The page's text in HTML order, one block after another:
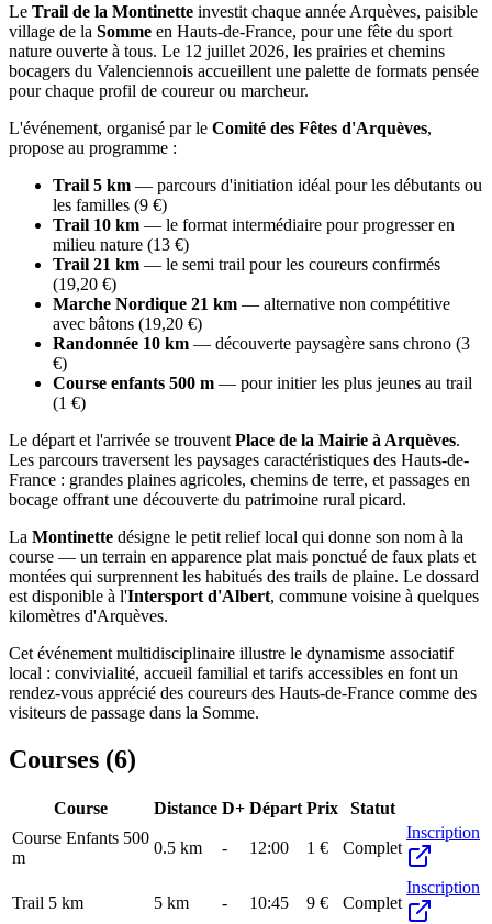
Le Trail de la Montinette investit chaque année Arquèves, paisible
village de la Somme en Hauts-de-France, pour une fête du sport
nature ouverte à tous. Le 12 juillet 2026, les prairies et chemins
bocagers du Valenciennois accueillent une palette de formats pensée
pour chaque profil de coureur ou marcheur.
L'événement, organisé par le Comité des Fêtes d'Arquèves,
propose au programme :
Trail 5 km — parcours d'initiation idéal pour les débutants ou
les familles (9 €)
Trail 10 km — le format intermédiaire pour progresser en
milieu nature (13 €)
Trail 21 km — le semi trail pour les coureurs confirmés
(19,20 €)
Marche Nordique 21 km — alternative non compétitive
avec bâtons (19,20 €)
Randonnée 10 km — découverte paysagère sans chrono (3
€)
Course enfants 500 m — pour initier les plus jeunes au trail
(1 €)
Le départ et l'arrivée se trouvent Place de la Mairie à Arquèves.
Les parcours traversent les paysages caractéristiques des Hauts-de-
France : grandes plaines agricoles, chemins de terre, et passages en
bocage offrant une découverte du patrimoine rural picard.
La Montinette désigne le petit relief local qui donne son nom à la
course — un terrain en apparence plat mais ponctué de faux plats et
montées qui surprennent les habitués des trails de plaine. Le dossard
est disponible à l'Intersport d'Albert, commune voisine à quelques
kilomètres d'Arquèves.
Cet événement multidisciplinaire illustre le dynamisme associatif
local : convivialité, accueil familial et tarifs accessibles en font un
rendez-vous apprécié des coureurs des Hauts-de-France comme des
visiteurs de passage dans la Somme.
Courses (6)
Course Distance D+ Départ Prix
Statut
Course Enfants 500
m
0.5 km - 12:00 1 € Complet
Inscription
Trail 5 km 5 km - 10:45 9 € Complet
Inscription